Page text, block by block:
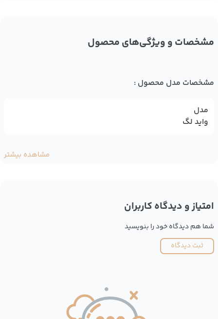
مشخصات و ویژگی‌های محصول
مشخصات مدل محصول :
مدل
واید لگ
مشاهده بیشتر
امتیاز و دیدگاه کاربران
شما هم دیدگاه خود را بنویسید
ثبت دیدگاه